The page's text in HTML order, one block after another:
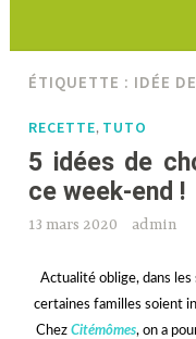
ÉTIQUETTE : IDÉE
RECETTE, TUTO
5 idées de
ce week-end !
13 mars 2020 admin
Actualité oblige, dans
certaines familles soient
Chez Citémômes, on a